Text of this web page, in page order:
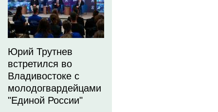
Юрий Трутнев
встретился во
Владивостоке с
молодогвардейцами
"Единой России"